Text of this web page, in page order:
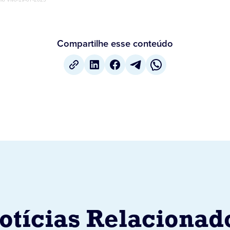
Compartilhe esse conteúdo